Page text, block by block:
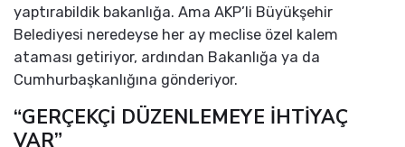
yaptırabildik bakanlığa. Ama AKP’li Büyükşehir
Belediyesi neredeyse her ay meclise özel kalem
ataması getiriyor, ardından Bakanlığa ya da
Cumhurbaşkanlığına gönderiyor.
“GERÇEKÇİ DÜZENLEMEYE İHTİYAÇ
VAR”